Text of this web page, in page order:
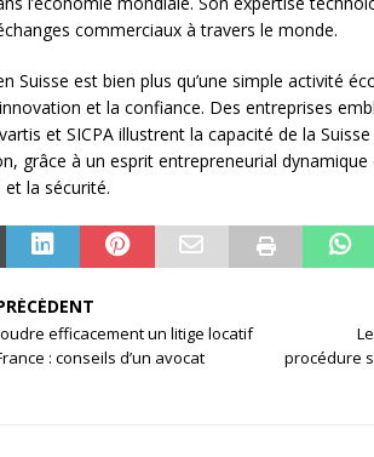
commerciaux à travers le monde.
Suisse est bien plus qu’une simple activité
et la confiance. Des entreprises
et SICPA illustrent la capacité de la
grâce à un esprit entrepreneurial
et la sécurité.
efficacement un litige locatif
: conseils d’un avocat
procédure